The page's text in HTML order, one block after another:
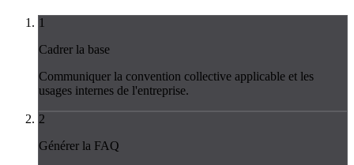
1
Cadrer la base
Communiquer la convention collective applicable et les
usages internes de l'entreprise.
2
Générer la FAQ